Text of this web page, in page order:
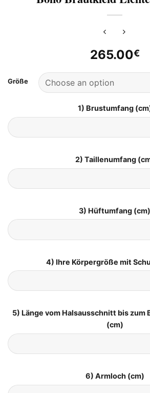
265.00€
Größe
1) Brustumfang
2) Taillenumfang
3) Hüftumfang (cm)
4) Ihre Körpergröße mit
5) Länge vom Halsausschnitt bis zum
(cm)
6) Armloch (cm)